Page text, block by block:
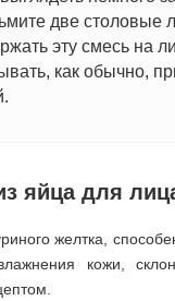
две столовые
эту смесь на
как обычно,
яйца для
желтка,
кожи,